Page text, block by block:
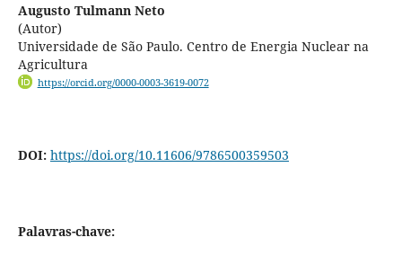
Augusto Tulmann Neto
(Autor)
Universidade de São Paulo. Centro de Energia Nuclear na
Agricultura
https://orcid.org/0000-0003-3619-0072
DOI: https://doi.org/10.11606/9786500359503
Palavras-chave: